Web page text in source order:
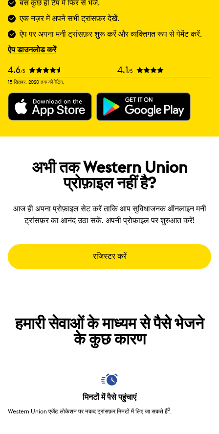
बस कुछ ही टैप में फिर से भेजें.
एक नज़र में अपने सभी ट्रांसफ़र देखें.
ऐप पर अपना मनी ट्रांसफ़र शुरू करें और व्यक्तिगत रूप से पेमेंट करें.
ऐप डाउनलोड करें
4.6/5 4.1 /5
15 सितंबर, 2020 तक की रेटिंग.
अभी तक Western Union
प्रोफ़ाइल नहीं है?
आज ही अपना प्रोफ़ाइल सेट करें ताकि आप सुविधाजनक ऑनलाइन मनी
ट्रांसफ़र का आनंद उठा सकें. अपनी प्रोफ़ाइल पर शुरुआत करें!
रजिस्टर करें
हमारी सेवाओं के माध्यम से पैसे भेजने
के कुछ कारण
मिनटों में पैसे पहुंचाएं
Western Union एजेंट लोकेशन पर नकद ट्रांसफ़र मिनटों में लिए जा सकते हैं2